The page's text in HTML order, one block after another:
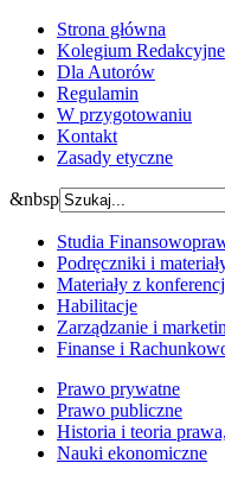
Strona główna
Kolegium Redakcyjne
Dla Autorów
Regulamin
W przygotowaniu
Kontakt
Zasady etyczne
&nbsp
Studia
Podręczniki i
Materiały z
Habilitacje
Zarządzanie i
Finanse i
Prawo prywatne
Prawo publiczne
Historia i teoria
Nauki ekonomiczne